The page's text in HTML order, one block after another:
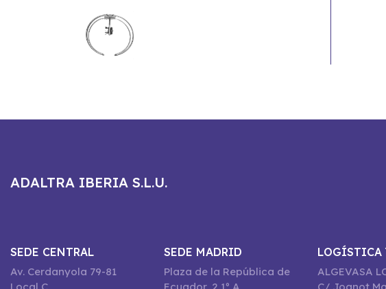
ADALTRA IBERIA S.L.U.
SEDE CENTRAL
Av. Cerdanyola 79-81
SEDE MADRID
Plaza de la República de
LOGÍSTICA
ALGEVASA